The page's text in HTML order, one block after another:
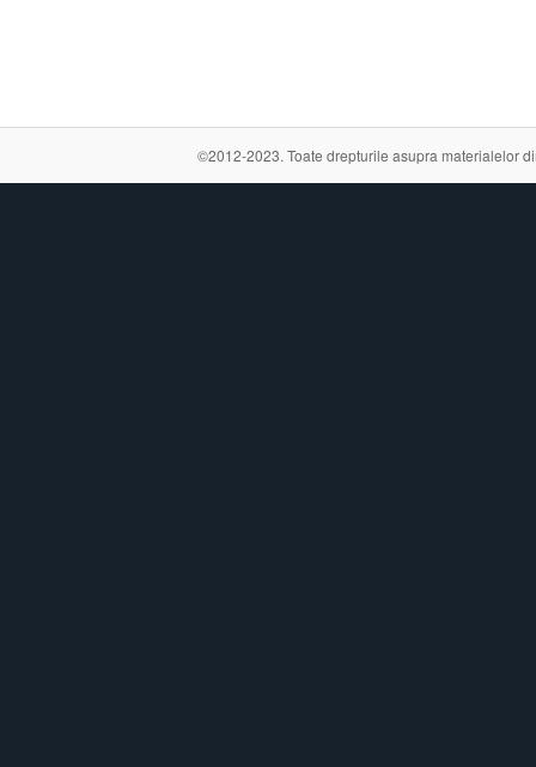
©2012-2023. Toate drepturile asupra materialelor